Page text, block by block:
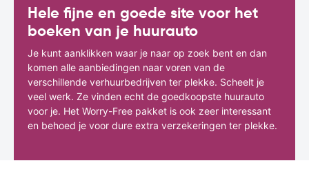
Hele fijne en goede site voor het
boeken van je huurauto
Je kunt aanklikken waar je naar op zoek bent en dan
komen alle aanbiedingen naar voren van de
verschillende verhuurbedrijven ter plekke. Scheelt je
veel werk. Ze vinden echt de goedkoopste huurauto
voor je. Het Worry-Free pakket is ook zeer interessant
en behoed je voor dure extra verzekeringen ter plekke.